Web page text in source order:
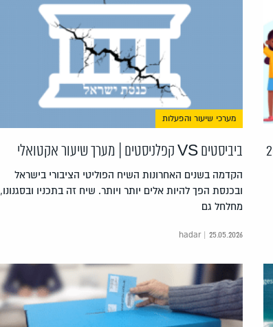
מערכי שיעור והפעלות
ביביסטים VS קפלניסטים | מערך שיעור אקטואלי
הקדמה בשנים האחרונות השיח הפוליטי הציבורי בישראל
ובכנסת הפך להיות אלים יותר ויותר. שיח זה בתכניו ובסגנונו,
מחלחל גם
hadar | 25.05.2026